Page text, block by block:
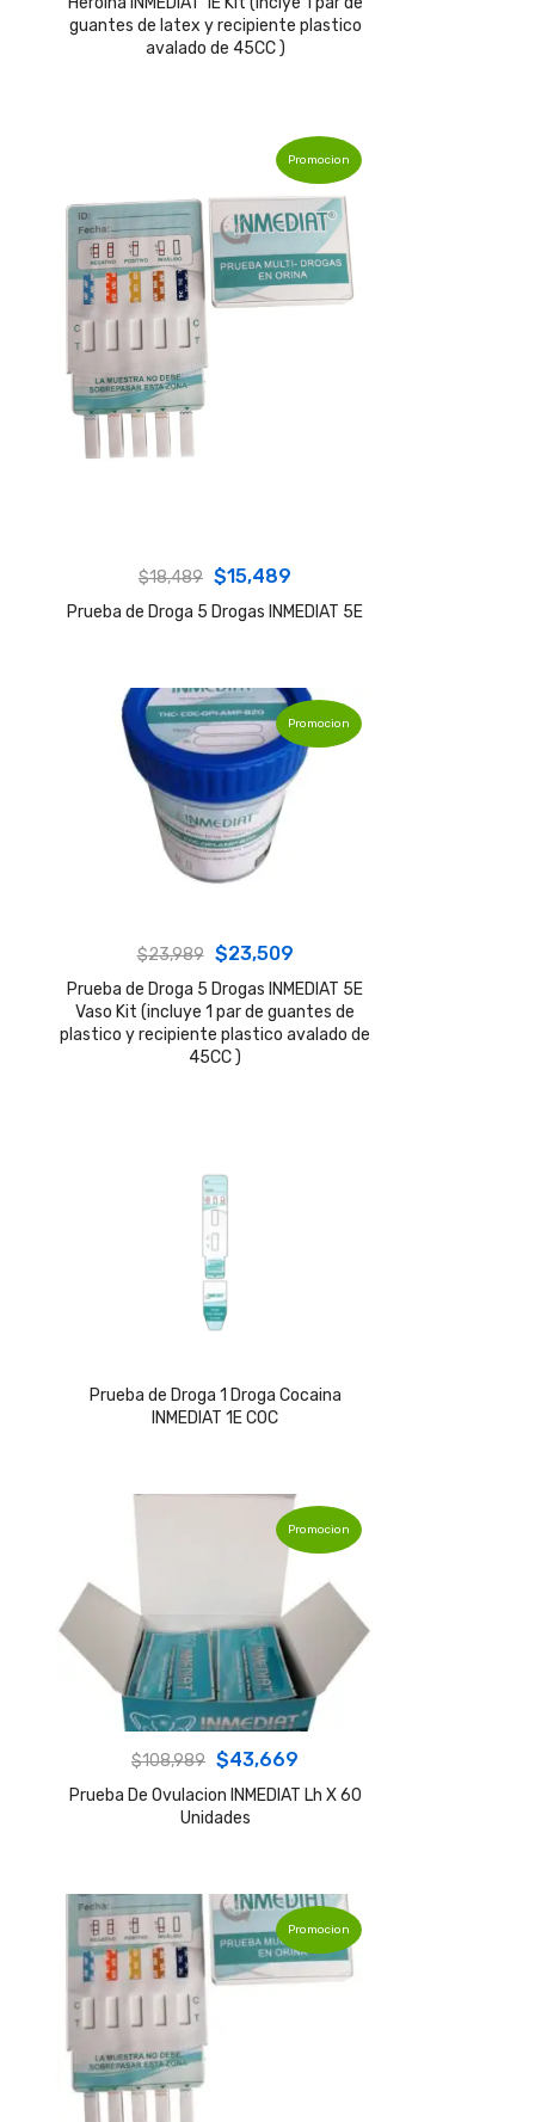
guantes de latex y recipiente plastico
avalado de 45CC )
Promocion
$18,489 Original
price
$15,489
price
Prueba de Droga 5 Drogas INMEDIAT 5E
Promocion
$23,989 Original
price
was:
$23,989.
$23,509Current
price
is:
Prueba de Droga 5 Drogas INMEDIAT 5E
Vaso Kit (incluye 1 par de guantes de
plastico y recipiente plastico avalado de
45CC )
Prueba de Droga 1 Droga Cocaina
INMEDIAT 1E COC
Promocion
$108,989 Original
price
was:
$43,669
price
Prueba De Ovulacion INMEDIAT Lh X 60
Unidades
Promocion